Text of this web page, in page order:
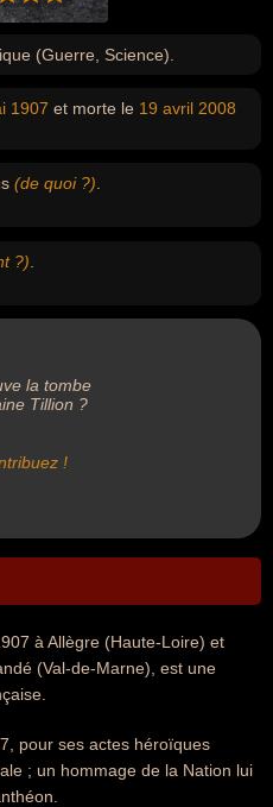
(Guerre, Science).
1907 et morte le 19 avril 2008
(de quoi ?)
?)
la tombe
Tillion ?
!
à Allègre (Haute-Loire) et
(Val-de-Marne), est une
pour ses actes héroïques
; un hommage de la Nation lui